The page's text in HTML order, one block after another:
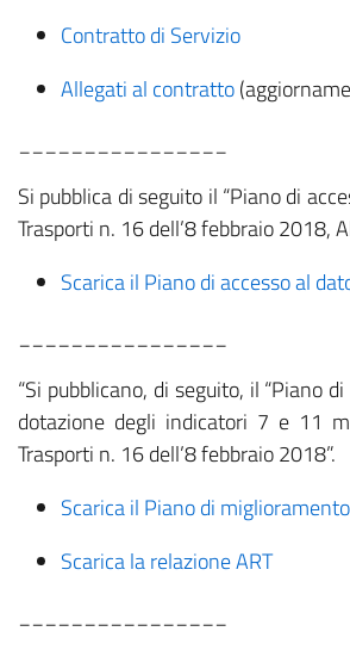
Contratto di Servizio
Allegati al contratto
Si pubblica di seguito il “Piano di
Trasporti n. 16 dell’8 febbraio 2018,
Scarica il Piano di accesso al
“Si pubblicano, di seguito, il “Piano
dotazione degli indicatori 7 e 11
Trasporti n. 16 dell’8 febbraio 2018”.
Scarica il Piano di
Scarica la relazione ART